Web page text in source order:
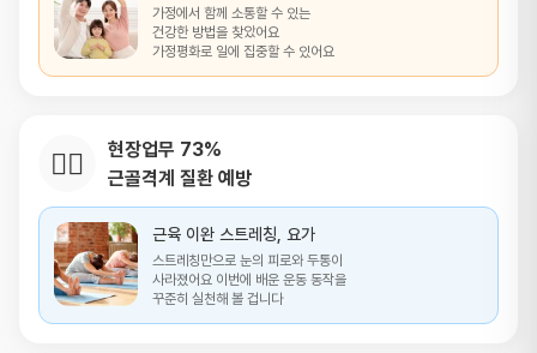
가정에서 함께 소통할 수 있는
건강한 방법을 찾았어요
가정평화로 일에 집중할 수 있어요
👷‍♂️
현장업무 73%
근골격계 질환 예방
근육 이완 스트레칭, 요가
스트레칭만으로 눈의 피로와 두통이
사라졌어요 이번에 배운 운동 동작을
꾸준히 실천해 볼 겁니다